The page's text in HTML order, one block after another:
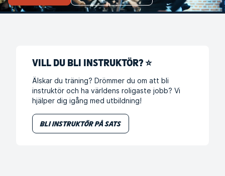
VILL DU BLI INSTRUKTÖR? ⭐
Älskar du träning? Drömmer du om att bli
instruktör och ha världens roligaste jobb? Vi
hjälper dig igång med utbildning!
Bli instruktör på SATS